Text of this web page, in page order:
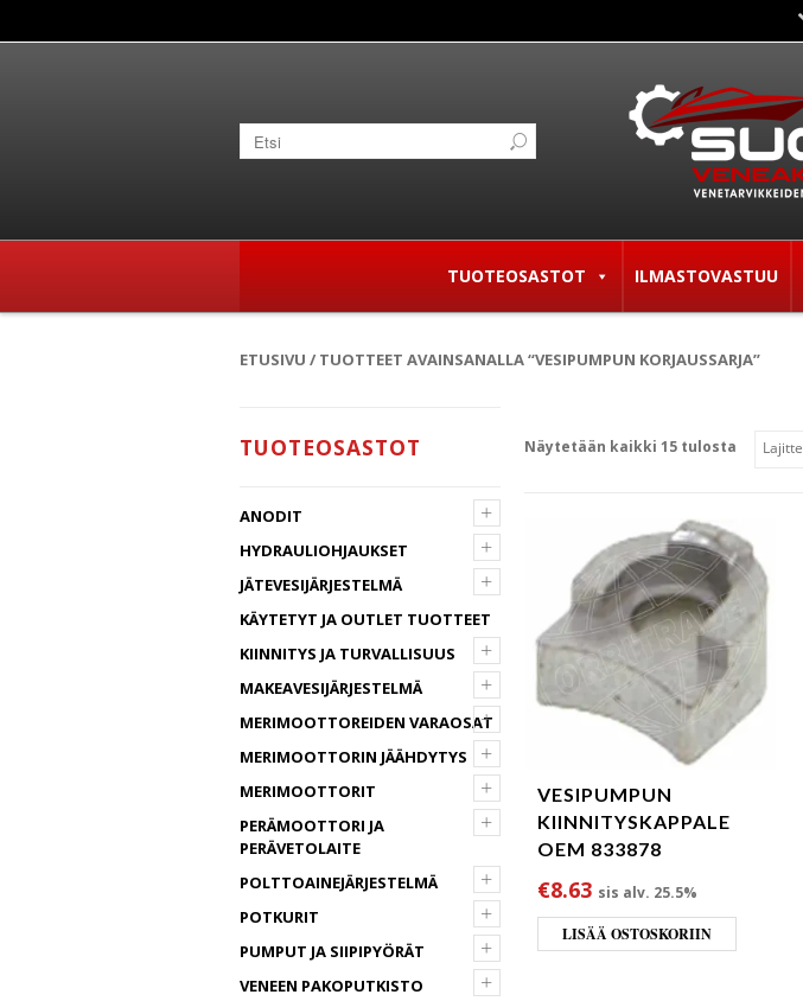
TUOTEOSASTOT ILMASTOVASTUU
ETUSIVU / TUOTTEET AVAINSANALLA “VESIPUMPUN KORJAUSSARJA”
TUOTEOSASTOT
+
ANODIT
+
HYDRAULIOHJAUKSET
+
JÄTEVESIJÄRJESTELMÄ
KÄYTETYT JA OUTLET TUOTTEET
+
KIINNITYS JA TURVALLISUUS
+
MAKEAVESIJÄRJESTELMÄ
+
MERIMOOTTOREIDEN VARAOSAT
+
MERIMOOTTORIN JÄÄHDYTYS
+
MERIMOOTTORIT
+
PERÄMOOTTORI JA
PERÄVETOLAITE
+
POLTTOAINEJÄRJESTELMÄ
+
POTKURIT
+
PUMPUT JA SIIPIPYÖRÄT
+
VENEEN PAKOPUTKISTO
Näytetään kaikki 15 tulosta
VESIPUMPUN
KIINNITYSKAPPALE
OEM 833878
€8.63 sis alv. 25.5%
LISÄÄ OSTOSKORIIN